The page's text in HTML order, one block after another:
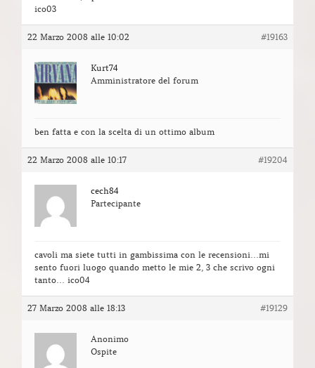
ico03
22 Marzo 2008 alle 10:02 #19163
Kurt74
Amministratore del forum
ben fatta e con la scelta di un ottimo album
22 Marzo 2008 alle 10:17 #19204
cech84
Partecipante
cavoli ma siete tutti in gambissima con le recensioni…mi
sento fuori luogo quando metto le mie 2, 3 che scrivo ogni
tanto… ico04
27 Marzo 2008 alle 18:13 #19129
Anonimo
Ospite